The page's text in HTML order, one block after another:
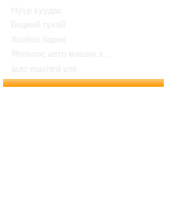
Нүүр хуудас
Бидний тухай
Холбоо барих
Японоос авто машин з...
auto mashinii vne